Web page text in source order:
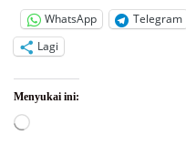
WhatsApp Telegram
Lagi
Menyukai ini:
Memuat...